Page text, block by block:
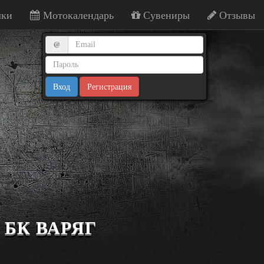
Мотокалендарь Сувениры Отзывы
@
Регистрация
ВАРЯГ